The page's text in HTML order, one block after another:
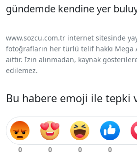
gündemde kendine yer
www.sozcu.com.tr internet sitesinde
fotoğrafların her türlü telif hakkı Mega
aittir. İzin alınmadan, kaynak
edilemez.
Bu habere emoji ile tepki